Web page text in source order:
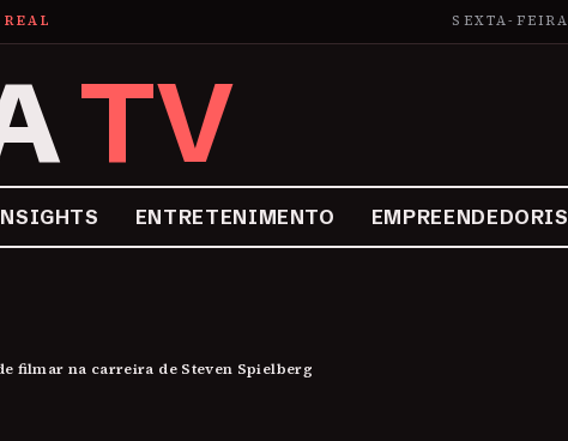
SEXTA-
TV
ENTRETENIMENTO
filmar na carreira de Steven Spielberg